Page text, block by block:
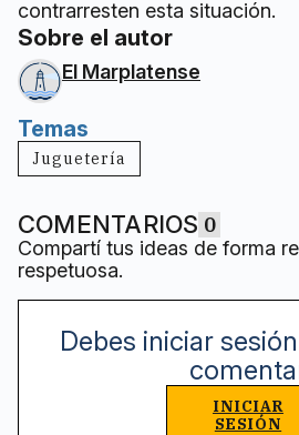
contrarresten esta situación.
Sobre el autor
El Marplatense
Temas
Juguetería
COMENTARIOS 0
Compartí tus ideas de forma
respetuosa.
Debes iniciar
INICIAR
SESIÓN